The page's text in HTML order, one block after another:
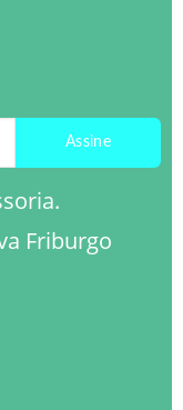
Assine
Friburgo